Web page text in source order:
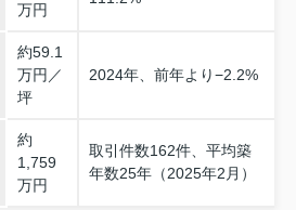
万円
約59.1
万円／
坪
2024年、前年より−2.2%
約
1,759
万円
取引件数162件、平均築
年数25年（2025年2月）